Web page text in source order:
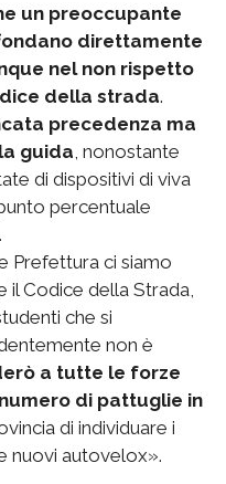
un preoccupante
direttamente
nel non rispetto
della strada.
precedenza ma
guida , nonostante
di dispositivi di viva
percentuale
Prefettura ci siamo
Codice della Strada,
che si
non è
a tutte le forze
di pattuglie in
di individuare i
nuovi autovelox».